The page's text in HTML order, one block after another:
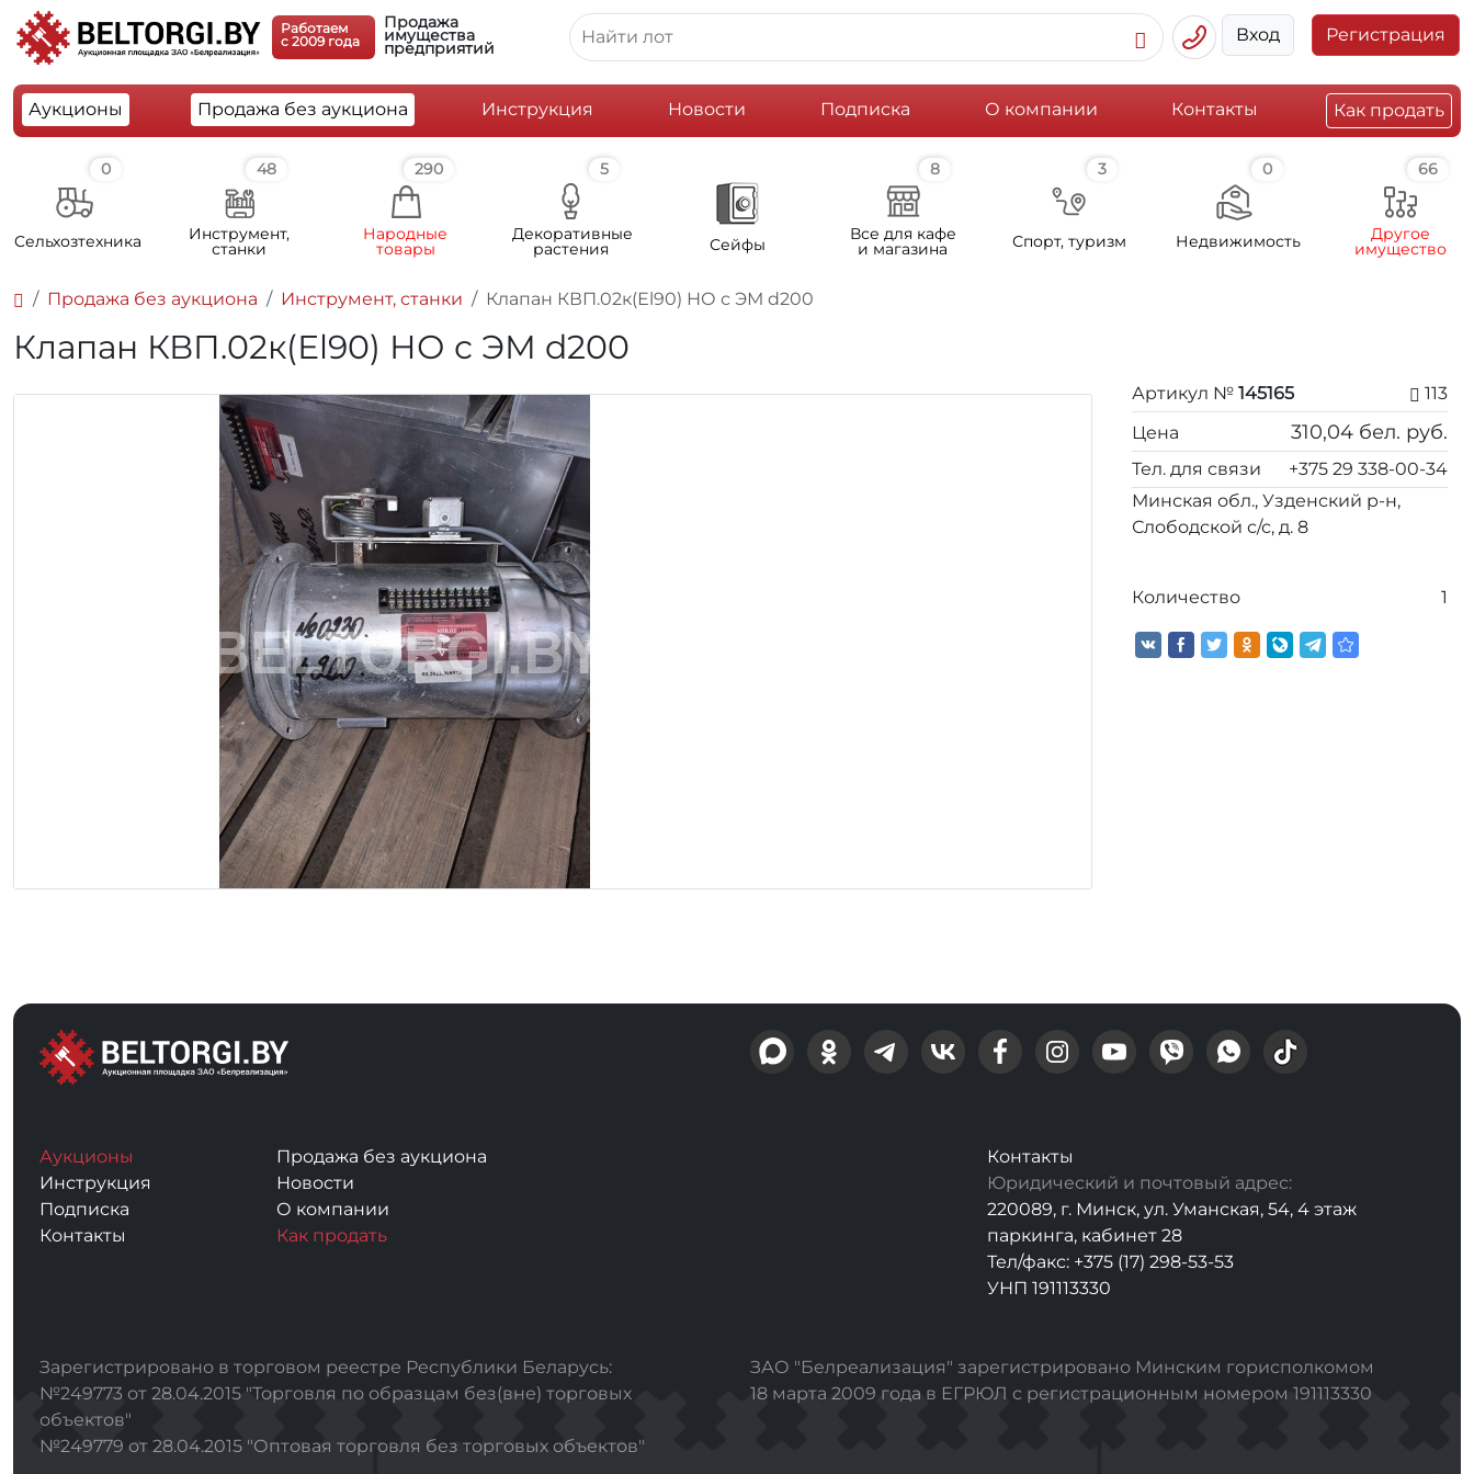
Работаем
c 2009 года
Продажа
имущества
предприятий
Вход Регистрация
Аукционы Продажа без аукциона Инструкция Новости Подписка О компании Контакты Как продать
0
Cельхозтехника
48
Инструмент,
станки
290
Народные
товары
5
Декоративные
растения Сейфы
8
Все для кафе
и магазина
3
Спорт, туризм
0
Недвижимость
66
Другое
имущество
Продажа без аукциона Инструмент, станки Клапан КВП.02к(Еl90) НО с ЭМ d200
Клапан КВП.02к(Еl90) НО с ЭМ d200
Артикул № 145165
113
Цена
310,04 бел. руб.
Тел. для связи
+375 29 338-00-34
Минская обл., Узденский р-н,
Слободской с/с, д. 8
Количество 1
Аукционы
Продажа без аукциона
Инструкция
Новости
Подписка
О компании
Контакты
Как продать
Контакты
Юридический и почтовый адрес:
220089, г. Минск, ул. Уманская, 54, 4 этаж
паркинга, кабинет 28
Тел/факс: +375 (17) 298-53-53
УНП 191113330
Зарегистрировано в торговом реестре Республики Беларусь:
№249773 от 28.04.2015 "Торговля по образцам без(вне) торговых
объектов"
№249779 от 28.04.2015 "Оптовая торговля без торговых объектов"
ЗАО "Белреализация" зарегистрировано Минским горисполкомом
18 марта 2009 года в ЕГРЮЛ с регистрационным номером 191113330